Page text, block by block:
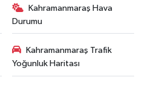
Kahramanmaraş Hava
Durumu
Kahramanmaraş Trafik
Yoğunluk Haritası